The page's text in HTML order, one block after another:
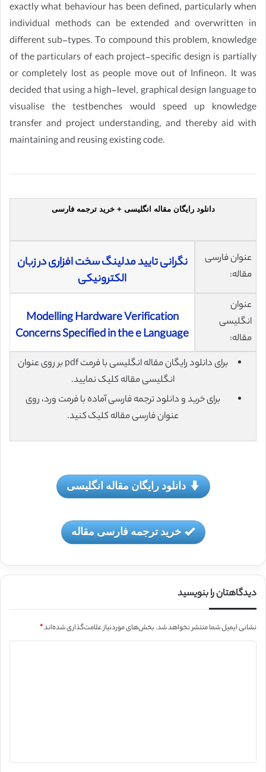
exactly what behaviour has been defined, particularly when
individual methods can be extended and overwritten in
different sub-types. To compound this problem, knowledge
of the particulars of each project-specific design is partially
or completely lost as people move out of Infineon. It was
decided that using a high-level, graphical design language to
visualise the testbenches would speed up knowledge
transfer and project understanding, and thereby aid with
maintaining and reusing existing code.
دانلود رایگان مقاله انگلیسی + خرید ترجمه فارسی
عنوان فارسی
مقاله:
نگرانی تایید مدلینگ سخت افزاری در زبان
الکترونیکی
عنوان
انگلیسی
مقاله:
Modelling Hardware Verification
Concerns Specified in the e Language
برای دانلود رایگان مقاله انگلیسی با فرمت pdf بر روی عنوان
انگلیسی مقاله کلیک نمایید.
برای خرید و دانلود ترجمه فارسی آماده با فرمت ورد، روی
عنوان فارسی مقاله کلیک کنید.
دانلود رایگان مقاله انگلیسی
خرید ترجمه فارسی مقاله
دیدگاهتان را بنویسید
نشانی ایمیل شما منتشر نخواهد شد.بخش‌های موردنیاز علامت‌گذاری شده‌اند*